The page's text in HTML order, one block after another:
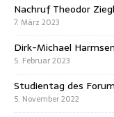
Nachruf Theodor
7. März 2023
Dirk-Michael
5. Februar 2023
Studientag des
5. November 2022